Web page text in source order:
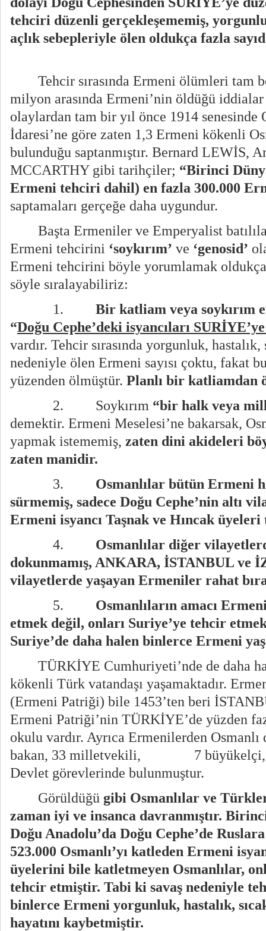
tehciri düzenli gerçekleşememiş,
açlık sebepleriyle ölen oldukça fazla
Tehcir sırasında Ermeni ölümleri tam
milyon arasında Ermeni’nin öldüğü iddialar
olaylardan tam bir yıl önce 1914 senesinde
İdaresi’ne göre zaten 1,3 Ermeni kökenli
bulunduğu saptanmıştır. Bernard LEWİS,
MCCARTHY gibi tarihçiler; “Birinci
Ermeni tehciri dahil) en fazla 300.000
saptamaları gerçeğe daha uygundur.
Başta Ermeniler ve Emperyalist
Ermeni tehcirini ‘soykırım’ ve ‘genosid’
Ermeni tehcirini böyle yorumlamak
söyle sıralayabiliriz:
1.
Bir katliam veya soykırım
“Doğu Cephe’deki isyancıları
vardır. Tehcir sırasında yorgunluk, hastalık,
nedeniyle ölen Ermeni sayısı çoktu, fakat
yüzenden ölmüştür. Planlı bir katliamdan
2.
Soykırım “bir halk veya
demektir. Ermeni Meselesi’ne bakarsak,
yapmak istememiş, zaten dini akideleri
zaten manidir.
3.
Osmanlılar bütün Ermeni
sürmemiş, sadece Doğu Cephe’nin altı
Ermeni isyancı Taşnak ve Hıncak
4.
Osmanlılar diğer
dokunmamış, ANKARA, İSTANBUL ve
vilayetlerde yaşayan Ermeniler rahat
5.
Osmanlıların amacı
etmek değil, onları Suriye’ye tehcir
Suriye’de daha halen binlerce Ermeni
TÜRKİYE Cumhuriyeti’nde de daha
kökenli Türk vatandaşı yaşamaktadır.
(Ermeni Patriği) bile 1453’ten beri
Ermeni Patriği’nin TÜRKİYE’de yüzden
okulu vardır. Ayrıca Ermenilerden Osmanlı
bakan, 33 milletvekili,
7
Devlet görevlerinde bulunmuştur.
Görüldüğü gibi Osmanlılar ve
zaman iyi ve insanca davranmıştır. Birinci
Doğu Anadolu’da Doğu Cephe’de
523.000 Osmanlı’yı katleden Ermeni
üyelerini bile katletmeyen Osmanlılar,
tehcir etmiştir. Tabi ki savaş nedeniyle
binlerce Ermeni yorgunluk, hastalık,
hayatını kaybetmiştir.